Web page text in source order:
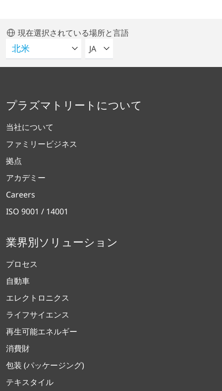
現在選択されている場所と言語
言語を選択してください
JA
プラズマトリートについて
当社について
ファミリービジネス
拠点
アカデミー
Careers
ISO 9001 / 14001
業界別ソリューション
プロセス
自動車
エレクトロニクス
ライフサイエンス
再生可能エネルギー
消費財
包装 (パッケージング)
テキスタイル